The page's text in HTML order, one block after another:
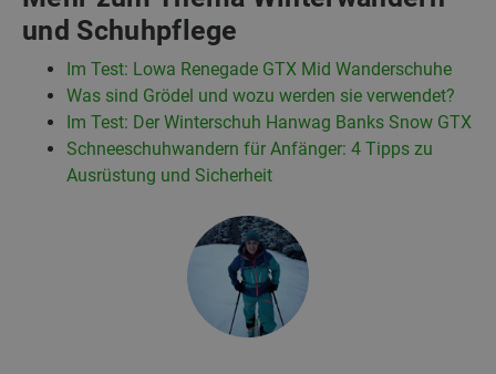
und Schuhpflege
Im Test: Lowa Renegade GTX Mid Wanderschuhe
Was sind Grödel und wozu werden sie verwendet?
Im Test: Der Winterschuh Hanwag Banks Snow GTX
Schneeschuhwandern für Anfänger: 4 Tipps zu
Ausrüstung und Sicherheit